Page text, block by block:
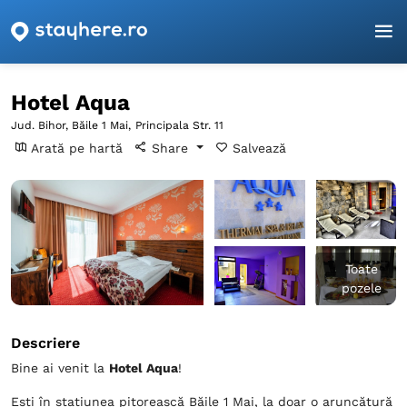
Pagina principală
Hotel Aqua
Jud. Bihor, Băile 1 Mai, Principala Str. 11
Arată pe hartă Share Salvează
Toate
pozele
Descriere
Bine ai venit la Hotel Aqua!
Ești în stațiunea pitorească Băile 1 Mai, la doar o aruncătură